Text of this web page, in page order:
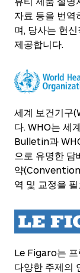
자료 등을 번역
며, 당사는 헌
제공합니다.
세계 보건기구
다. WHO는 세
Bulletin과
으로 유명한 담
약
역 및 교정을
Le Figaro는 프
다양한 주제의